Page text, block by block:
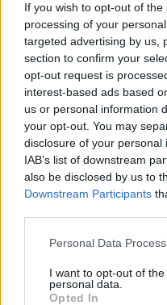
If you wish to opt-out of
processing of your
targeted advertising by us,
section to confirm your
opt-out request is
interest-based ads based
us or personal information
your opt-out. You may
disclosure of your
IAB’s list of downstream
also be disclosed by us to
Downstream Participants
Personal Data
I want to opt-out of
personal data.
Opted In
L'histoire ne dit pas si
naissance à Cristiano
En même temps, à 12
non plus on n'aurait pas
Lancer